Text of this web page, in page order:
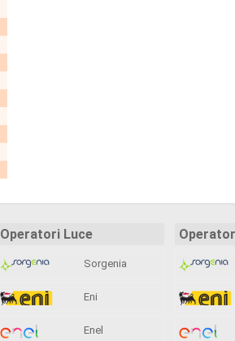
Operatori Luce
Sorgenia
Eni
Enel